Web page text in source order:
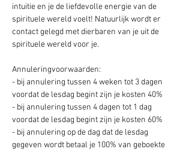
intuitie en je de liefdevolle energie van de
spirituele wereld voelt! Natuurlijk wordt er
contact gelegd met dierbaren van je uit de
spirituele wereld voor je.
Annuleringvoorwaarden:
- bij annulering tussen 4 weken tot 3 dagen
voordat de lesdag begint zijn je kosten 40%
- bij annulering tussen 4 dagen tot 1 dag
voordat de lesdag begint zijn je kosten 60%
- bij annulering op de dag dat de lesdag
gegeven wordt betaal je 100% van geboekte